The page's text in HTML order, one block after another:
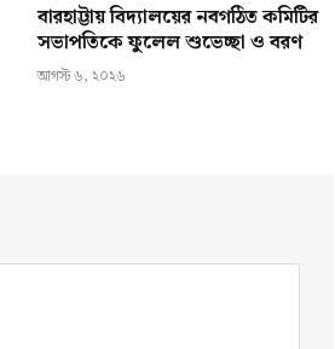
বারহাট্টায় বিদ্যালয়ের নবগঠিত কমিটির
সভাপতিকে ফুলেল শুভেচ্ছা ও বরণ
আগস্ট ৬, ২০২৬